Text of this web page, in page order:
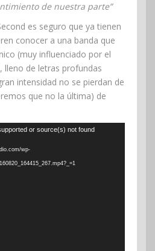
de nuestra parte”
es seguro que ya tienen
conocer a una banda que
(muy influenciado por el
lleno de letras profundas
intensidad no se pierdan de
que no la última) de
or source(s) not found
wp-